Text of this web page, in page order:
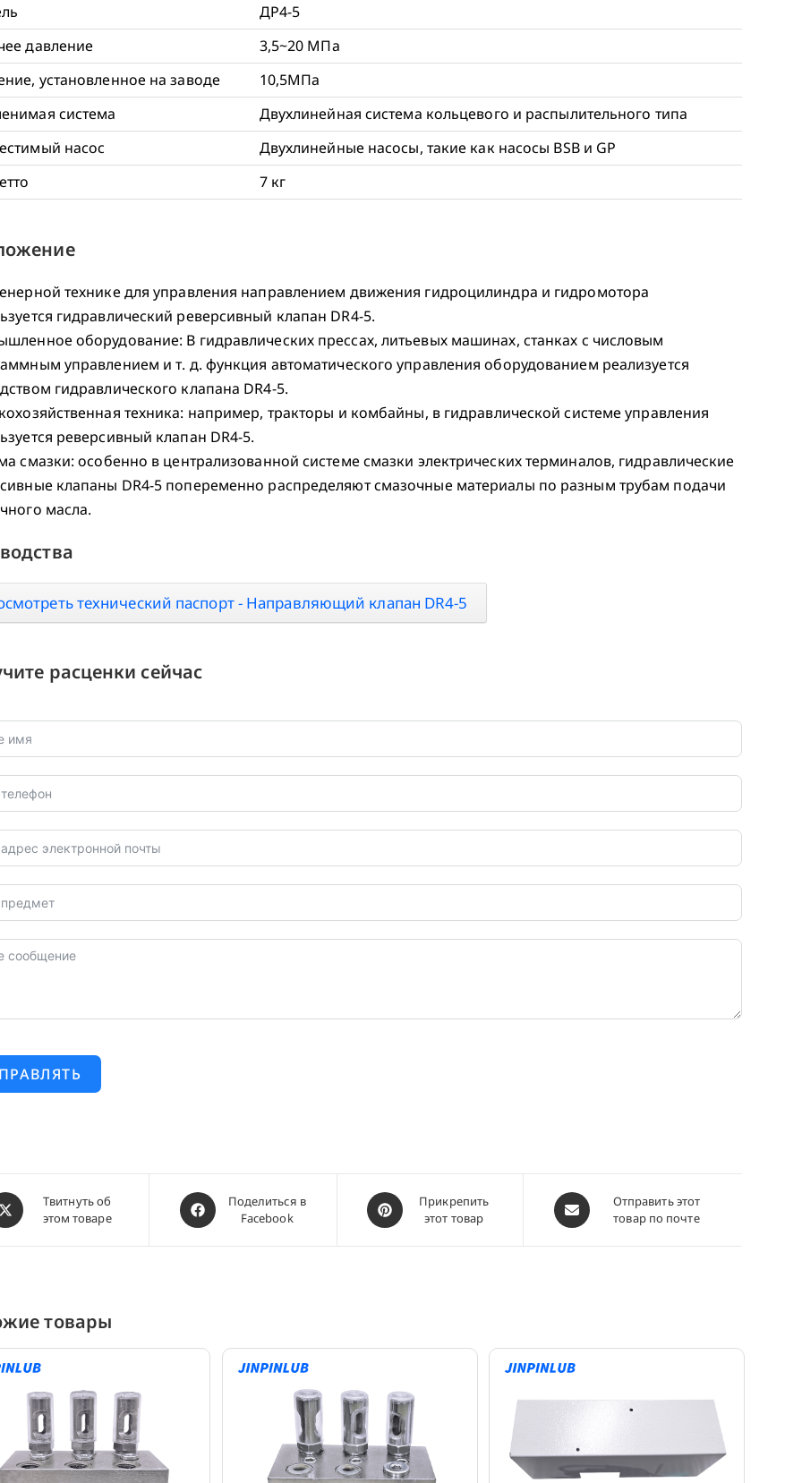
ДР4-5
давление
3,5~20 МПа
установленное на заводе
10,5МПа
система
Двухлинейная система кольцевого и распылительного типа
насос
Двухлинейные насосы, такие как насосы BSB и GP
7 кг
технике для управления направлением движения гидроцилиндра и гидромотора
гидравлический реверсивный клапан DR4-5.
оборудование: В гидравлических прессах, литьевых машинах, станках с числовым
управлением и т. д. функция автоматического управления оборудованием реализуется
гидравлического клапана DR4-5.
техника: например, тракторы и комбайны, в гидравлической системе управления
реверсивный клапан DR4-5.
смазки: особенно в централизованной системе смазки электрических терминалов, гидравлические
клапаны DR4-5 попеременно распределяют смазочные материалы по разным трубам подачи
масла.
технический паспорт - Направляющий клапан DR4-5
расценки сейчас
Твитнуть об
этом товаре
Открывается
в
Поделиться в
Facebook
Открывается
в
Прикрепить
этот товар
Открывается
в
Отправить этот
товар по почте
товары